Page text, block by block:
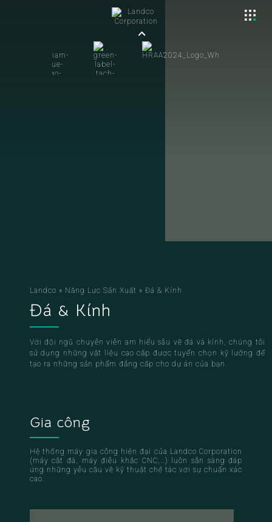
Landco » Năng Lực Sản Xuất » Đá & Kính
Đá & Kính
Với đội ngũ chuyên viên am hiểu sâu về đá và kính, chúng tôi
sử dụng những vật liệu cao cấp được tuyển chọn kỹ lưỡng để
tạo ra những sản phẩm đẳng cấp cho dự án của bạn.
Gia công
Hệ thống máy gia công hiện đại của Landco Corporation
(máy cắt đá, máy điêu khắc CNC,…) luôn sẵn sàng đáp
ứng những yêu cầu về kỹ thuật chế tác với sự chuẩn xác
cao.